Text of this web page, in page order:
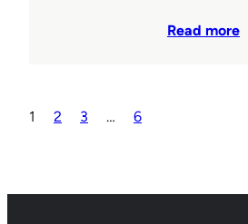
Read more
1 2 3 … 6